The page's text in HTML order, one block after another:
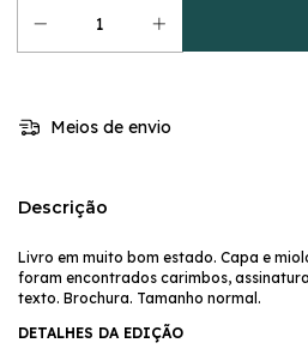
Meios de envio
Descrição
Livro em muito bom estado. Capa e
foram encontrados carimbos,
texto. Brochura. Tamanho normal.
DETALHES DA EDIÇÃO